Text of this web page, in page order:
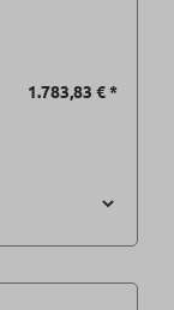
1.783,83 €*